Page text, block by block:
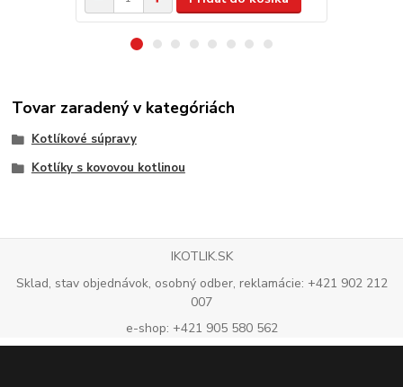
Tovar zaradený v kategóriách
Kotlíkové súpravy
Kotlíky s kovovou kotlinou
IKOTLIK.SK
Sklad, stav objednávok, osobný odber, reklamácie: +421 902 212
007
e-shop: +421 905 580 562